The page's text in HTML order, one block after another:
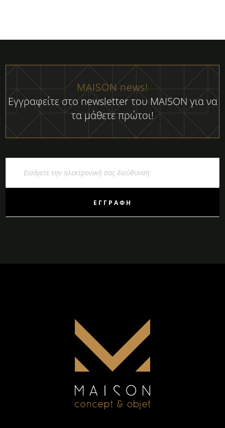
MAISON news!
Εγγραφείτε στο newsletter του MAISON για να
τα μάθετε πρώτοι!
ΕΓΓΡΑΦΉ